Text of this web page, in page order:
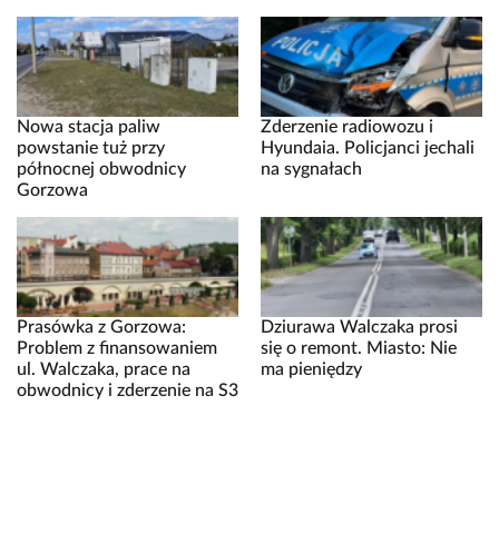
Nowa stacja paliw
powstanie tuż przy
północnej obwodnicy
Gorzowa
Zderzenie radiowozu i
Hyundaia. Policjanci jechali
na sygnałach
Prasówka z Gorzowa:
Problem z finansowaniem
ul. Walczaka, prace na
obwodnicy i zderzenie na S3
Dziurawa Walczaka prosi
się o remont. Miasto: Nie
ma pieniędzy